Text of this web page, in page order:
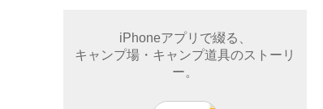
iPhoneアプリで綴る、
キャンプ場・キャンプ道具のストーリ
ー。